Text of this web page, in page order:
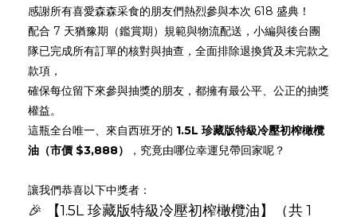
感謝所有喜愛森森采食的朋友們熱烈參與本次 618 盛典！
配合 7 天猶豫期（鑑賞期）規範與物流配送，小編與後台團
隊已完成所有訂單的核對與抽查，全面排除退換貨及未完款之
款項，
確保每位留下來參與抽獎的朋友，都擁有最公平、公正的抽獎
權益。
這瓶全台唯一、來自西班牙的 1.5L 珍藏版特級冷壓初榨橄欖
油（市價 $3,888）
，究竟由哪位幸運兒帶回家呢？
讓我們恭喜以下中獎者：
🎉 【1.5L 珍藏版特級冷壓初榨橄欖油】（共 1